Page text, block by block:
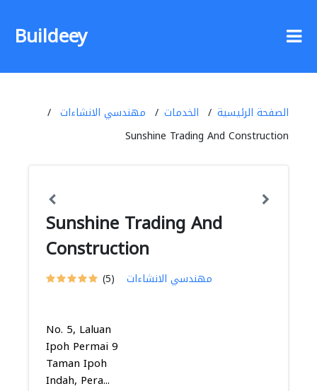
Buildeey
الصفحة الرئيسية الخدمات
مهندسي الانشاءات
Sunshine Trading And Construction
Sunshine Trading And
Construction
(5) مهندسي الانشاءات
No. 5, Laluan
Ipoh Permai 9
Taman Ipoh
Indah, Pera...